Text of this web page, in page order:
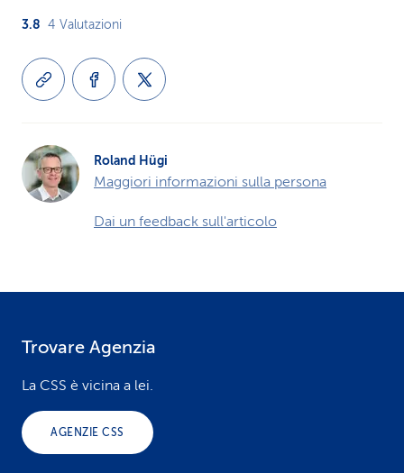
3.8 4 Valutazioni
Roland Hügi
Maggiori informazioni sulla persona
Dai un feedback sull'articolo
Trovare Agenzia
La CSS è vicina a lei.
AGENZIE CSS